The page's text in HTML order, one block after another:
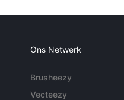
Ons Netwerk
Brusheezy
Vecteezy